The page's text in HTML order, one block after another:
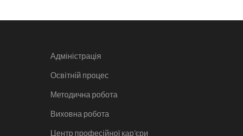
Адміністрація
Освітній процес
Методична робота
Виховна робота
Центр професійної кар’єри